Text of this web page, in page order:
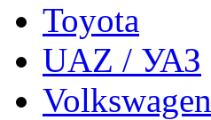
Toyota
UAZ / УАЗ
Volkswagen